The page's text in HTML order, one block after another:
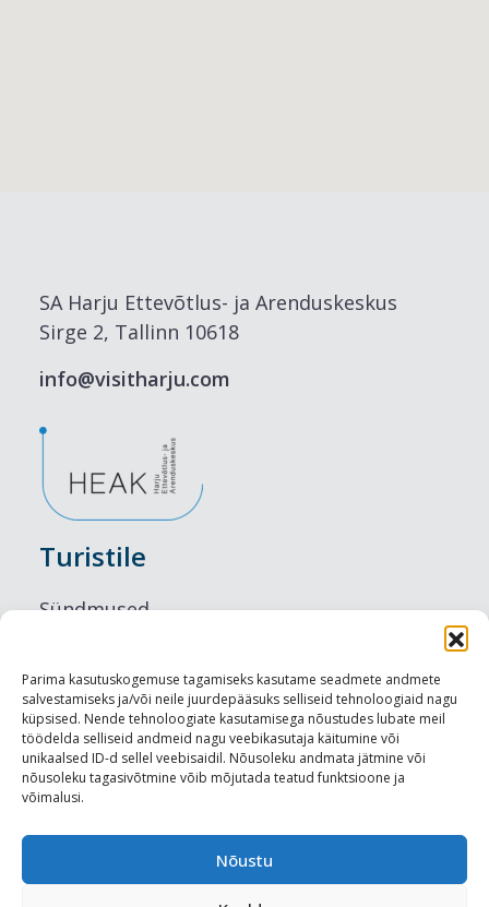
Parima kasutuskogemuse tagamiseks kasutame seadmete andmete
salvestamiseks ja/või neile juurdepääsuks selliseid tehnoloogiaid nagu
küpsised. Nende tehnoloogiate kasutamisega nõustudes lubate meil
töödelda selliseid andmeid nagu veebikasutaja käitumine või
unikaalsed ID-d sellel veebisaidil. Nõusoleku andmata jätmine või
nõusoleku tagasivõtmine võib mõjutada teatud funktsioone ja
võimalusi.
Nõustu
SA Harju Ettevõtlus- ja Arenduskeskus
Sirge 2, Tallinn 10618
info@visitharju.com
Turistile
Sündmused
Maitseelamused
Vaatamisväärsused
Visit Tallinn
Turismiprofessionaalile